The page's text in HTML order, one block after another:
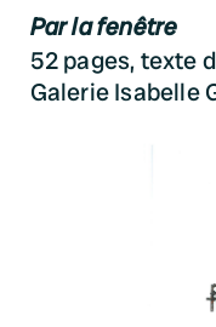
Par la fenêtre
52 pages, texte
Galerie Isabelle